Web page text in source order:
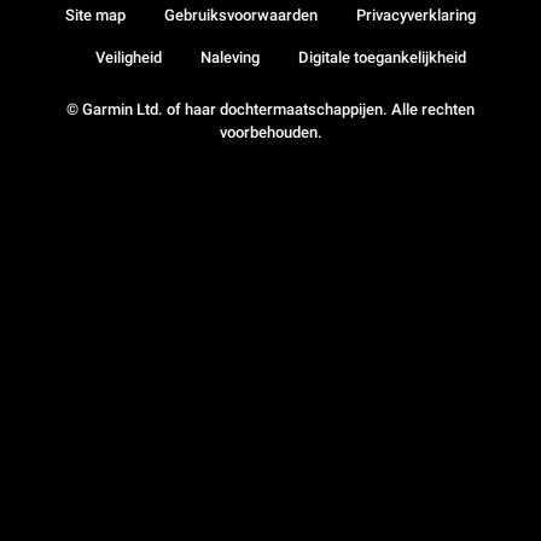
© Garmin Ltd. of haar dochtermaatschappijen. Alle rechten
voorbehouden.
Site map Gebruiksvoorwaarden Privacyverklaring
Veiligheid Naleving Digitale toegankelijkheid